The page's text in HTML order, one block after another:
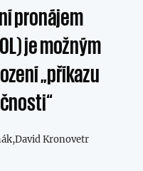
pronájem
je možným
„příkazu
David Kronovetr